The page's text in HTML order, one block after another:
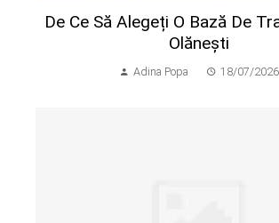
De Ce Să Alegeți O Bază De
Olănești
Adina Popa 18/07/2026